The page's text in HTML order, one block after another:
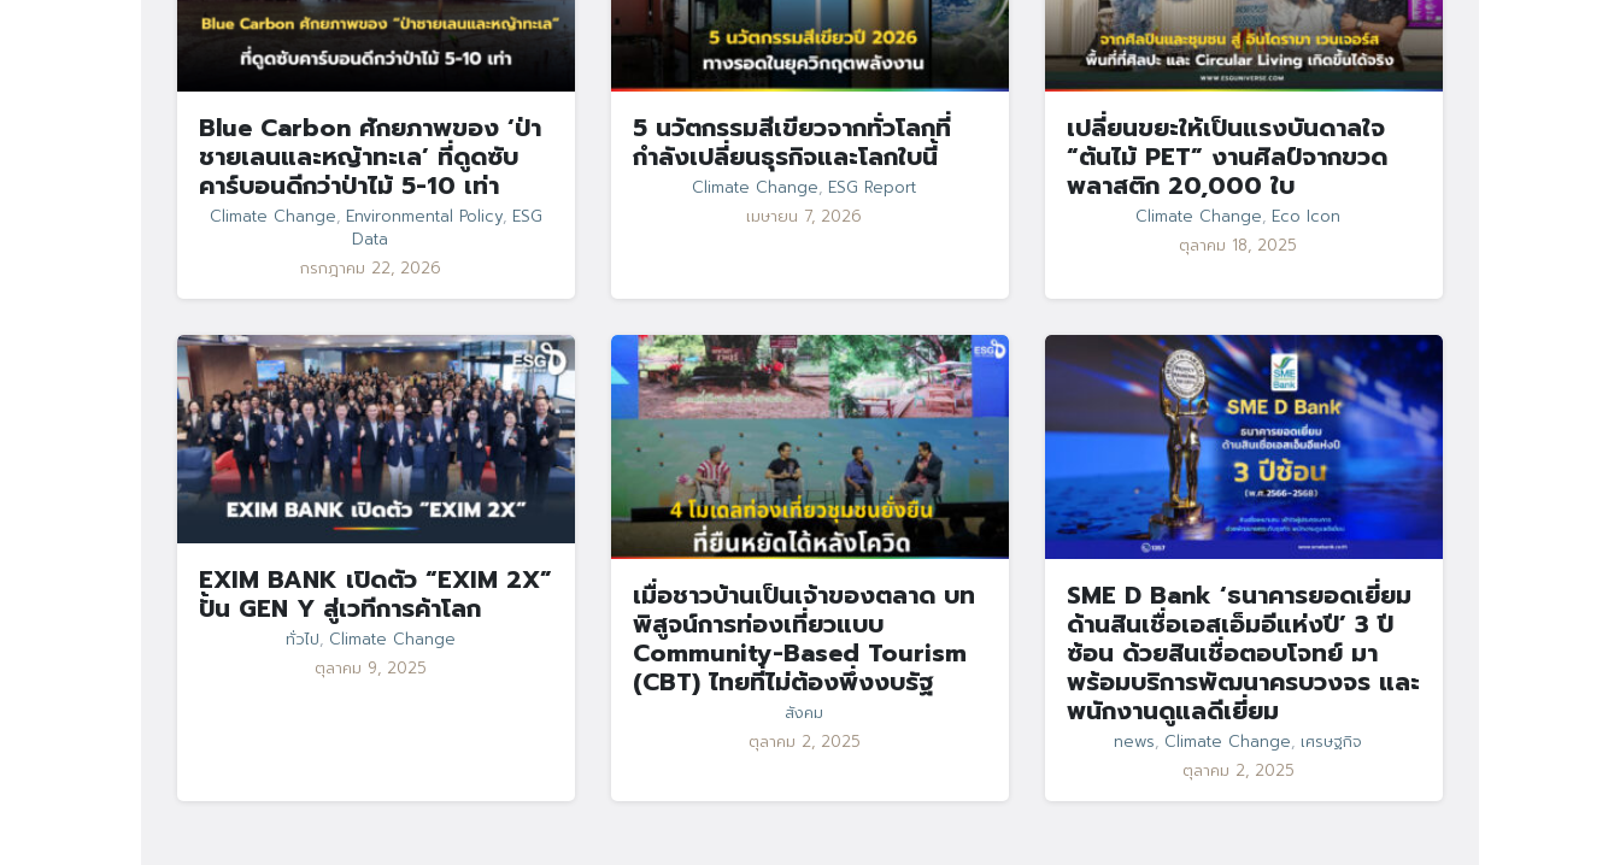
Blue Carbon ศักยภาพของ ‘ป่า
ชายเลนและหญ้าทะเล’ ที่ดูดซับ
คาร์บอนดีกว่าป่าไม้ 5-10 เท่า
Climate Change, Environmental Policy, ESG
Data
กรกฎาคม 22, 2026
5 นวัตกรรมสีเขียวจากทั่วโลกที่
กำลังเปลี่ยนธุรกิจและโลกใบนี้
Climate Change, ESG Report
เมษายน 7, 2026
เปลี่ยนขยะให้เป็นแรงบันดาลใจ
“ต้นไม้ PET” งานศิลป์จากขวด
พลาสติก 20,000 ใบ
Climate Change, Eco Icon
ตุลาคม 18, 2025
EXIM BANK เปิดตัว “EXIM 2X”
ปั้น GEN Y สู่เวทีการค้าโลก
ทั่วไป, Climate Change
ตุลาคม 9, 2025
เมื่อชาวบ้านเป็นเจ้าของตลาด บท
พิสูจน์การท่องเที่ยวแบบ
Community-Based Tourism
(CBT) ไทยที่ไม่ต้องพึ่งงบรัฐ
สังคม
ตุลาคม 2, 2025
SME D Bank ‘ธนาคารยอดเยี่ยม
ด้านสินเชื่อเอสเอ็มอีแห่งปี’ 3 ปี
ซ้อน ด้วยสินเชื่อตอบโจทย์ มา
พร้อมบริการพัฒนาครบวงจร และ
พนักงานดูแลดีเยี่ยม
news, Climate Change, เศรษฐกิจ
ตุลาคม 2, 2025